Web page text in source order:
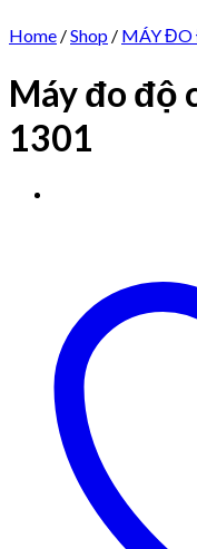
Home /Shop / MÁY ĐO
Máy đo độ
1301